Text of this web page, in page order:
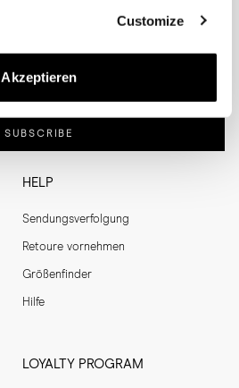
Customize
Akzeptieren
HELP
Sendungsverfolgung
Retoure vornehmen
Größenfinder
Hilfe
LOYALTY PROGRAM
SUBSCRIBE